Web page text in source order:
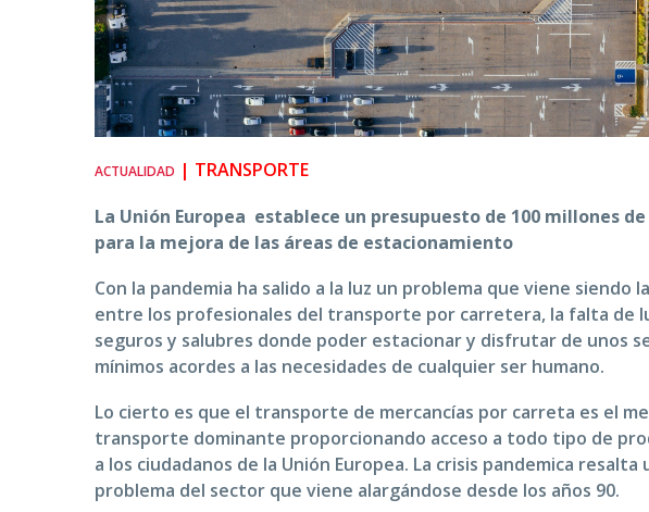
ACTUALIDAD | TRANSPORTE
La Unión Europea establece un presupuesto de 100 millones
para la mejora de las áreas de estacionamiento
Con la pandemia ha salido a la luz un problema que viene siendo
entre los profesionales del transporte por carretera, la falta de
seguros y salubres donde poder estacionar y disfrutar de unos
mínimos acordes a las necesidades de cualquier ser humano.
Lo cierto es que el transporte de mercancías por carreta es el
transporte dominante proporcionando acceso a todo tipo de
a los ciudadanos de la Unión Europea. La crisis pandemica resalta
problema del sector que viene alargándose desde los años 90.